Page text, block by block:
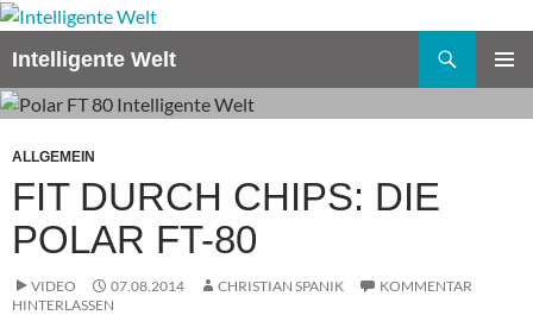
Zum
springen
Intelligente Welt
ALLGEMEIN
FIT DURCH CHIPS: DIE
POLAR FT-80
VIDEO 07.08.2014 CHRISTIAN SPANIK
KOMMENTAR
HINTERLASSEN